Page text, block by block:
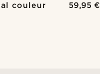
couleur
59,95 €